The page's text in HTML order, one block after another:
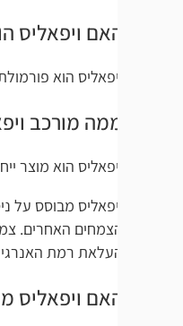
ויפאליס הוא
הוא פורמולת צמחי מרפא המורכבת
מורכב ויפאליס?
הוא מוצר ייחודי
האחרים. צמחי מרפא
רמת האנרגיה והחשק
ויפאליס ממכר?